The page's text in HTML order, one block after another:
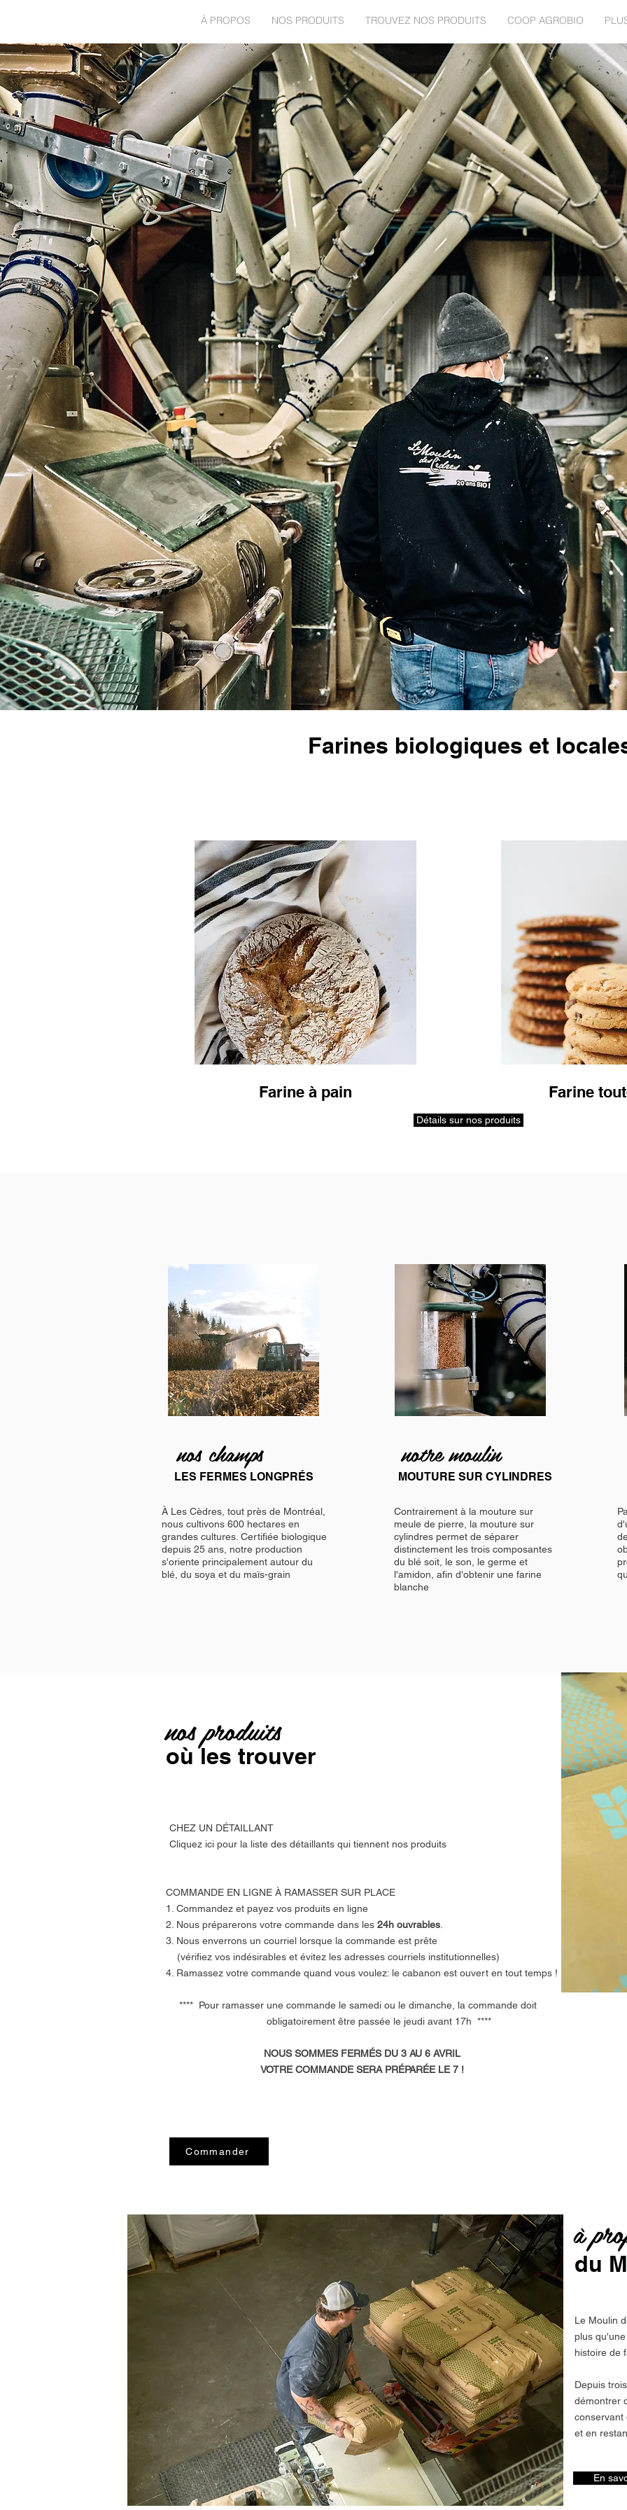
À PROPOS NOS PRODUITS TROUVEZ NOS PRODUITS COOP AGROBIO
Farines biologiques et
Farine à pain Farine
Détails sur nos produits
nos champs
LES FERMES LONGPRÉS
À Les Cèdres, tout près de Montréal,
nous cultivons 600 hectares en
grandes cultures. Certifiée biologique
depuis 25 ans, notre production
s'oriente principalement autour du
blé, du soya et du maïs-grain
notre moulin
MOUTURE SUR CYLINDRES
Contrairement à la mouture sur
meule de pierre, la mouture sur
cylindres permet de séparer
distinctement les trois composantes
du blé soit, le son, le germe et
l'amidon, afin d'obtenir une farine
blanche
nos produits
où les trouver
COMMANDE EN LIGNE À RAMASSER SUR PLACE
1. Commandez et payez vos produits en ligne
2. Nous préparerons votre commande dans les 24h ouvrables
3. Nous enverrons un courriel lorsque la commande est prête
(vérifiez vos indésirables et évitez les adresses courriels institutionnelles)
4. Ramassez votre commande quand vous voulez: le cabanon est ouvert en tout temps !
**** Pour ramasser une commande le samedi ou le dimanche, la commande doit
obligatoirement être passée le jeudi avant 17h ****
NOUS SOMMES FERMÉS DU 3 AU 6 AVRIL
VOTRE COMMANDE SERA PRÉPARÉE LE 7 !
CHEZ UN DÉTAILLANT
Cliquez ici pour la liste des détaillants qui tiennent nos produits
Commander
à
du
Le Moulin
plus
histoire de
Depuis
démontrer
conservant
et en
En